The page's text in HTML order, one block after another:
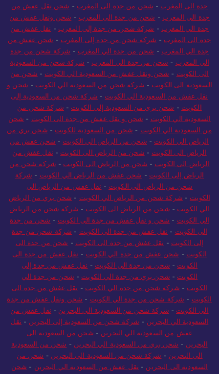
جدة الى المغرب - شحن من جدة الى المغرب - شحن نقل عفش من
جدة الى المغرب - شحن من جدة الى المغرب - شحن ونقل عفش من
جدة الي المغرب - شركة شحن من جدة إلى المغرب - نقل عفش من
جدة الى المغرب - شركة شحن من جدة إلى المغرب - شحن عفش من
جدة الي المغرب - شحن من جدة الي المغرب - شركة شحن من جدة
الي المغرب - شحن من جدة الي المغرب - شركة شحن من السعودية
الى الكويت - شحن ونقل عفش من السعودية الي الكويت - شحن من
السعودية الى الكويت - شركة شحن من السعودية الي الكويت - شحن و
نقل عفش من السعودية الي الكويت - شركة شحن من السعودية إلى
الكويت - شحن بري من السعودية إلى الكويت - شركة شحن من
السعودية الي الكويت - شحن و نقل عفش من جدة الى الكويت - شحن
من السعودية الي الكويت - شحن من السعودية للكويت - شحن بري من
الرياض الي الكويت - شحن من الرياض الي الكويت - شحن عفش من
الرياض الى الكويت - شحن من الرياض الى الكويت - نقل عفش من
الرياض الى الكويت - شحن من الرياض الى الكويت - شركة شحن من
الرياض إلى الكويت - شحن عفش من الرياض الي الكويت - شركة
شحن من الرياض الي الكويت - نقل عفش من الرياض الى
الكويت - شركة شحن من الرياض الي الكويت - شحن بري من الرياض
الي الكويت - شحن من الرياض الى الكويت - شركة شحن من الرياض
الي الكويت - شحن و نقل عفش من جدة الى الكويت - شحن من جدة
الى الكويت - نقل عفش من جدة الى الكويت - شركة شحن من جدة
إلى الكويت - نقل عفش من جدة الى الكويت - شحن من جدة الى
الكويت - شحن عفش من جدة الي الكويت - نقل عفش من جدة الى
الكويت - شحن من جدة الى الكويت - نقل عفش من جدة إلى
الكويت - شحن بري من جدة الي الكويت - شحن من جدة الي
الكويت - شركة شحن من جدة الي الكويت - نقل عفش من جدة الى
الكويت - شركة شحن من جدة الي الكويت - شحن ونقل عفش من جدة
الي الكويت - شركة شحن من السعودية الي البحرين - نقل عفش من
السعودية الي البحرين - شركة شحن من السعودية إلى البحرين - نقل
عفش من السعودية الي البحرين - شحن من السعودية الى
البحرين - شحن بري من السعودية الي البحرين - شحن من السعودية
الي البحرين - شركة شحن من السعودية الي البحرين - شحن من
السعودية الى البحرين - نقل عفش من السعودية الي البحرين - شحن